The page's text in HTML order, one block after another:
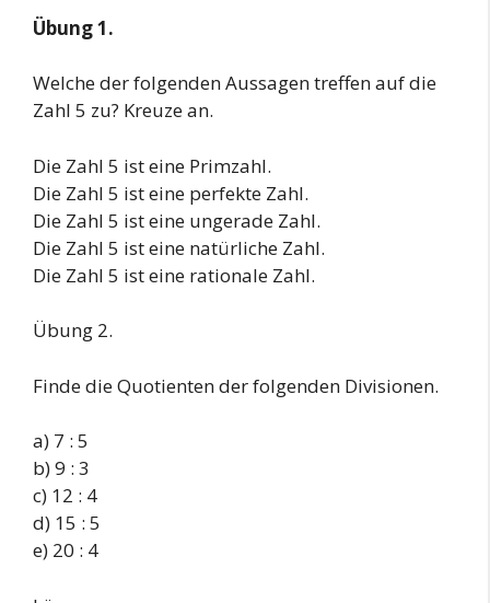
Übung 1.
Welche der folgenden Aussagen treffen auf die
Zahl 5 zu? Kreuze an.
Die Zahl 5 ist eine Primzahl.
Die Zahl 5 ist eine perfekte Zahl.
Die Zahl 5 ist eine ungerade Zahl.
Die Zahl 5 ist eine natürliche Zahl.
Die Zahl 5 ist eine rationale Zahl.
Übung 2.
Finde die Quotienten der folgenden Divisionen.
a) 7 : 5
b) 9 : 3
c) 12 : 4
d) 15 : 5
e) 20 : 4